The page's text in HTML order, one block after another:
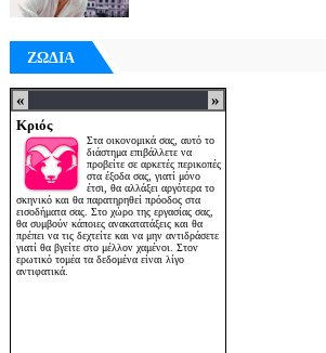
ΖΩΔΙΑ